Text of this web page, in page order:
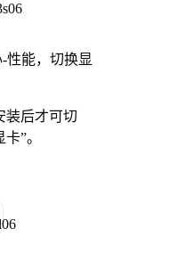
性能，切换显
装后才可切
”。